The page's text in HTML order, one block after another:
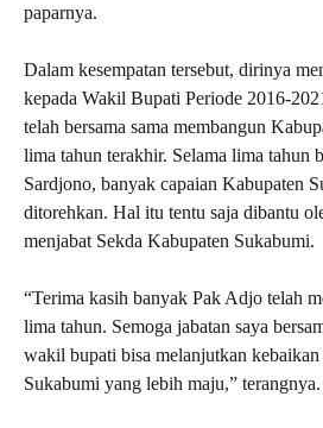
paparnya.
Dalam kesempatan tersebut, dirinya
kepada Wakil Bupati Periode 2016-
telah bersama sama membangun
lima tahun terakhir. Selama lima tahun
Sardjono, banyak capaian Kabupaten
ditorehkan. Hal itu tentu saja dibantu
menjabat Sekda Kabupaten Sukabumi.
“Terima kasih banyak Pak Adjo telah
lima tahun. Semoga jabatan saya
wakil bupati bisa melanjutkan
Sukabumi yang lebih maju,” terangnya.